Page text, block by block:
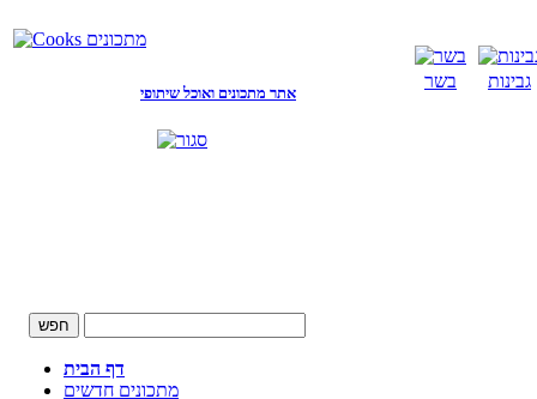
אתר מתכונים ואוכל שיתופי
בשר גבינות
דף הבית
מתכונים חדשים